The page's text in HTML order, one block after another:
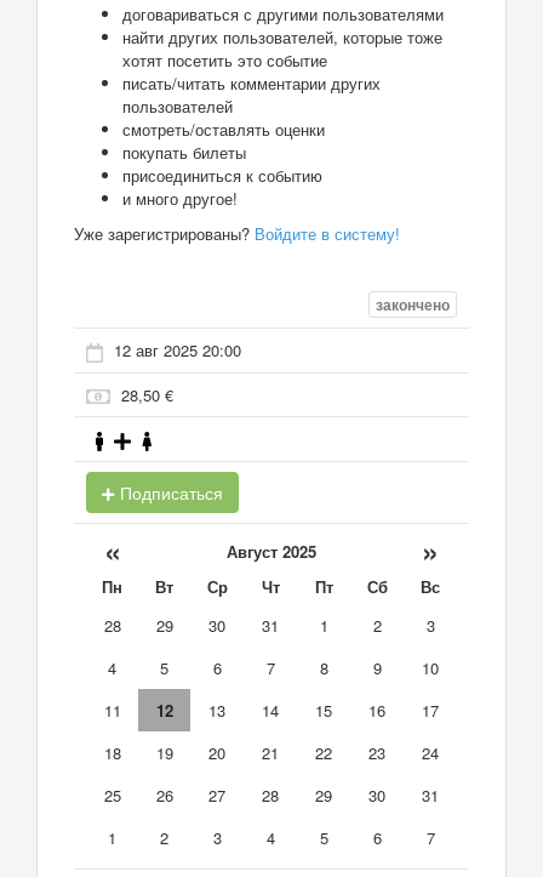
договариваться с другими пользователями
найти других пользователей, которые тоже
хотят посетить это событие
писать/читать комментарии других
пользователей
смотреть/оставлять оценки
покупать билеты
присоединиться к событию
и много другое!
Уже зарегистрированы? Войдите в систему!
закончено
12 авг 2025 20:00
28,50 €
Подписаться
« Август 2025 »
Пн Вт Ср Чт Пт Сб
Вс
28
29 30 31 1 2
3
4
5 6 7 8 9
10
11
12 13 14 15 16
17
18
19 20 21 22 23
24
25
26 27 28 29 30
31
1
2 3 4 5 6 7